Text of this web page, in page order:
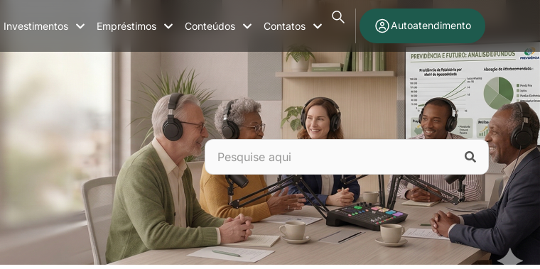
Investimentos Empréstimos Conteúdos Contatos Autoatendimento